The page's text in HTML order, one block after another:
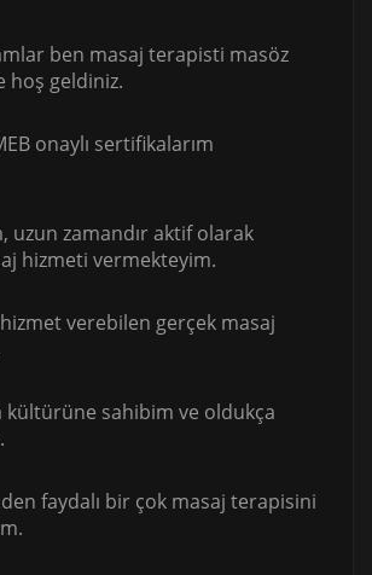
ben masaj terapisti masöz
hoş geldiniz.
onaylı sertifikalarım
uzun zamandır aktif olarak
hizmeti vermekteyim.
verebilen gerçek masaj
kültürüne sahibim ve oldukça
faydalı bir çok masaj terapisini